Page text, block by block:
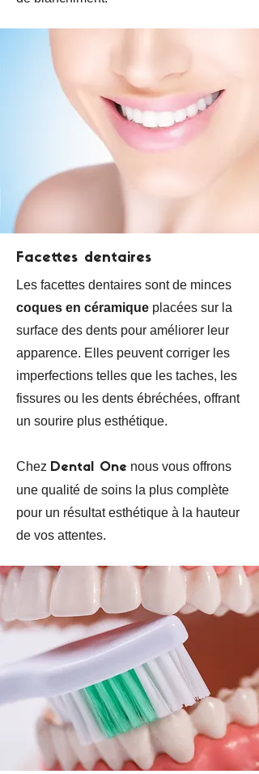
Facettes dentaires
Les facettes dentaires sont de minces
coques en céramique placées sur la
surface des dents pour améliorer leur
apparence. Elles peuvent corriger les
imperfections telles que les taches, les
fissures ou les dents ébréchées, offrant
un sourire plus esthétique.
Chez Dental One nous vous offrons
une qualité de soins la plus complète
pour un résultat esthétique à la hauteur
de vos attentes.